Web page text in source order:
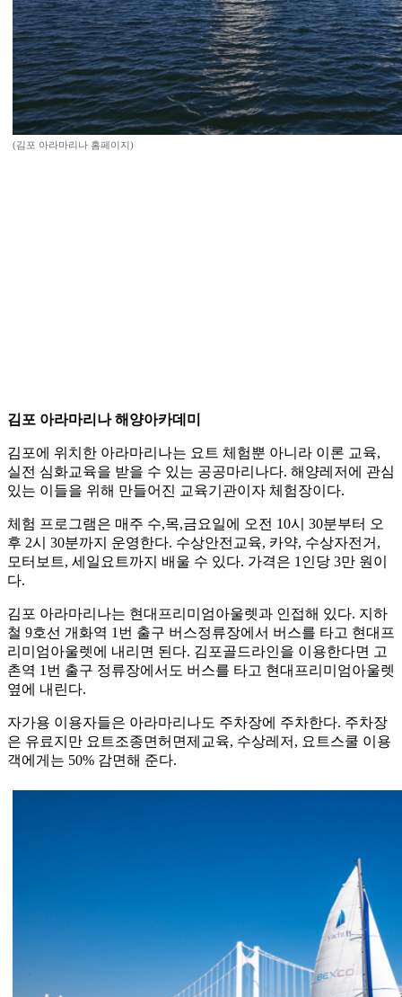
(김포 아라마리나 홈페이지)
김포 아라마리나 해양아카데미
김포에 위치한 아라마리나는 요트 체험뿐 아니라 이론 교육,
실전 심화교육을 받을 수 있는 공공마리나다. 해양레저에 관심
있는 이들을 위해 만들어진 교육기관이자 체험장이다.
체험 프로그램은 매주 수,목,금요일에 오전 10시 30분부터 오
후 2시 30분까지 운영한다. 수상안전교육, 카약, 수상자전거,
모터보트, 세일요트까지 배울 수 있다. 가격은 1인당 3만 원이
다.
김포 아라마리나는 현대프리미엄아울렛과 인접해 있다. 지하
철 9호선 개화역 1번 출구 버스정류장에서 버스를 타고 현대프
리미엄아울렛에 내리면 된다. 김포골드라인을 이용한다면 고
촌역 1번 출구 정류장에서도 버스를 타고 현대프리미엄아울렛
옆에 내린다.
자가용 이용자들은 아라마리나도 주차장에 주차한다. 주차장
은 유료지만 요트조종면허면제교육, 수상레저, 요트스쿨 이용
객에게는 50% 감면해 준다.